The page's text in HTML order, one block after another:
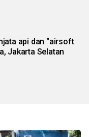
api dan "airsoft
Jakarta Selatan